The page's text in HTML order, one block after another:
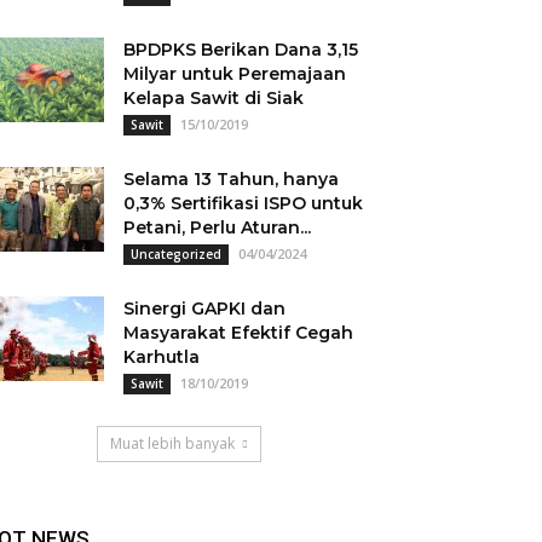
BPDPKS Berikan Dana 3,15
Milyar untuk Peremajaan
Kelapa Sawit di Siak
Sawit 15/10/2019
Selama 13 Tahun, hanya
0,3% Sertifikasi ISPO untuk
Petani, Perlu Aturan...
Uncategorized 04/04/2024
Sinergi GAPKI dan
Masyarakat Efektif Cegah
Karhutla
Sawit 18/10/2019
Muat lebih banyak